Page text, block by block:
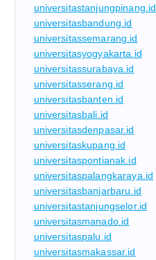
universitastanjungpinang.id
universitasbandung.id
universitassemarang.id
universitasyogyakarta.id
universitassurabaya.id
universitasserang.id
universitasbanten.id
universitasbali.id
universitasdenpasar.id
universitaskupang.id
universitaspontianak.id
universitaspalangkaraya.id
universitasbanjarbaru.id
universitastanjungselor.id
universitasmanado.id
universitaspalu.id
universitasmakassar.id